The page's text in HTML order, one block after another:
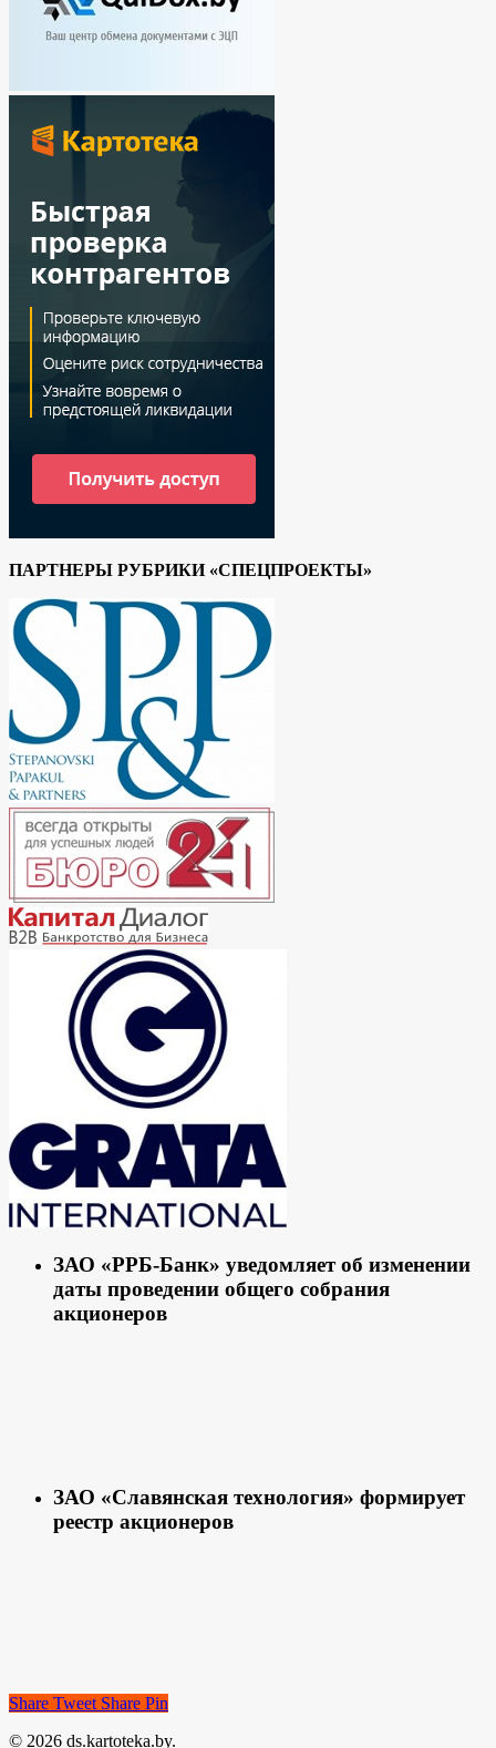
ПАРТНЕРЫ РУБРИКИ «СПЕЦПРОЕКТЫ»
ЗАО «РРБ-Банк» уведомляет об изменении
даты проведении общего собрания
акционеров
ЗАО «Славянская технология» формирует
реестр акционеров
Share Tweet Share Pin
© 2026 ds.kartoteka.by.